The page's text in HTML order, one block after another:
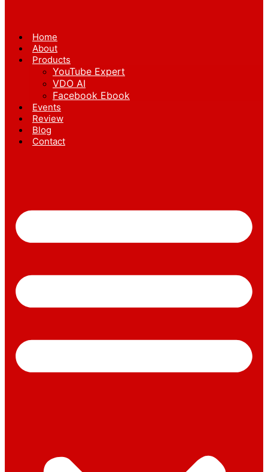
Home
About
Products
YouTube Expert
VDO AI
Facebook Ebook
Events
Review
Blog
Contact